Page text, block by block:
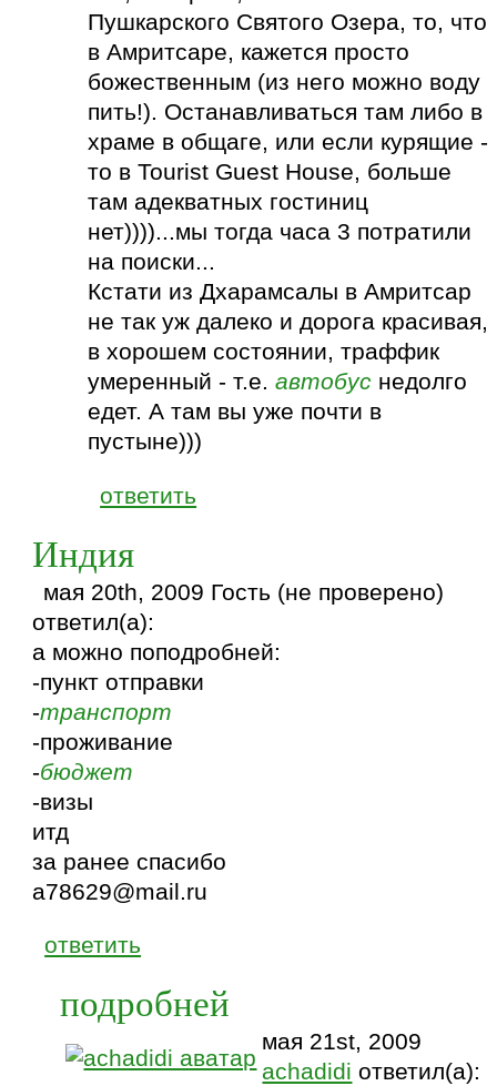
Пушкарского Святого Озера, то, что
в Амритсаре, кажется просто
божественным (из него можно воду
пить!). Останавливаться там либо в
храме в общаге, или если курящие -
то в Tourist Guest House, больше
там адекватных гостиниц
нет))))...мы тогда часа 3 потратили
на поиски...
Кстати из Дхарамсалы в Амритсар
не так уж далеко и дорога красивая,
в хорошем состоянии, траффик
умеренный - т.е.автобус недолго
едет. А там вы уже почти в
пустыне)))
ответить
Индия
мая 20th, 2009 Гость (не проверено)
ответил(а):
а можно поподробней:
-пункт отправки
-транспорт
-проживание
-бюджет
-визы
итд
за ранее спасибо
a78629@mail.ru
ответить
подробней
мая 21st, 2009
achadidi ответил(а):